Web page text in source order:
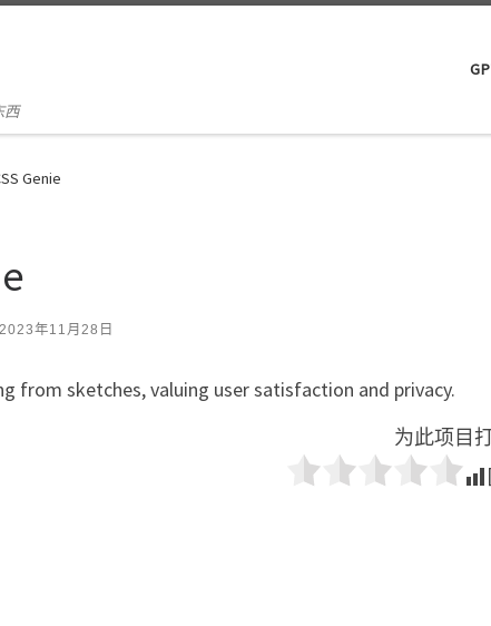
西
Genie
2023年11月28日
from sketches, valuing user satisfaction and privacy.
为此项目